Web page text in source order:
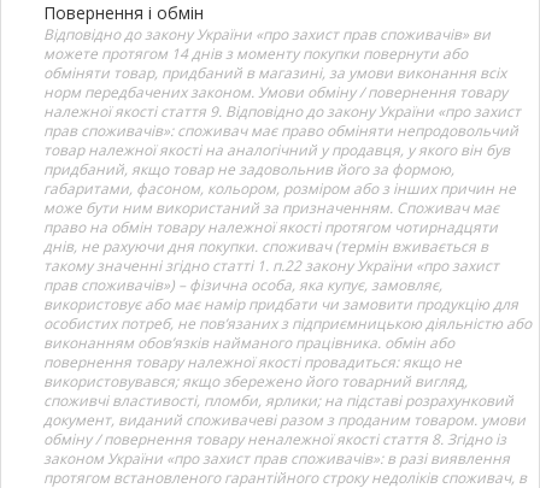
Повернення і обмін
Відповідно до закону України «про захист прав споживачів» ви
можете протягом 14 днів з моменту покупки повернути або
обміняти товар, придбаний в магазині, за умови виконання всіх
норм передбачених законом. Умови обміну / повернення товару
належної якості стаття 9. Відповідно до закону України «про захист
прав споживачів»: споживач має право обміняти непродовольчий
товар належної якості на аналогічний у продавця, у якого він був
придбаний, якщо товар не задовольнив його за формою,
габаритами, фасоном, кольором, розміром або з інших причин не
може бути ним використаний за призначенням. Споживач має
право на обмін товару належної якості протягом чотирнадцяти
днів, не рахуючи дня покупки. споживач (термін вживається в
такому значенні згідно статті 1. п.22 закону України «про захист
прав споживачів») – фізична особа, яка купує, замовляє,
використовує або має намір придбати чи замовити продукцію для
особистих потреб, не пов’язаних з підприємницькою діяльністю або
виконанням обов’язків найманого працівника. обмін або
повернення товару належної якості провадиться: якщо не
використовувався; якщо збережено його товарний вигляд,
споживчі властивості, пломби, ярлики; на підставі розрахунковий
документ, виданий споживачеві разом з проданим товаром. умови
обміну / повернення товару неналежної якості стаття 8. Згідно із
законом України «про захист прав споживачів»: в разі виявлення
протягом встановленого гарантійного строку недоліків споживач, в